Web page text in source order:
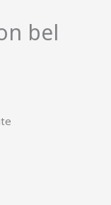
bel